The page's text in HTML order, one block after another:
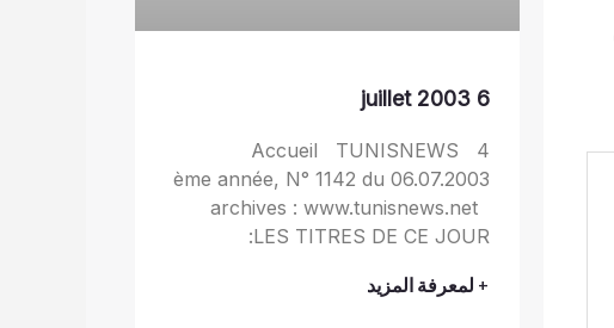
6 juillet 2003
Accueil TUNISNEWS 4
ème année, N° 1142 du 06.07.2003
archives : www.tunisnews.net
LES TITRES DE CE JOUR:
+ لمعرفة المزيد